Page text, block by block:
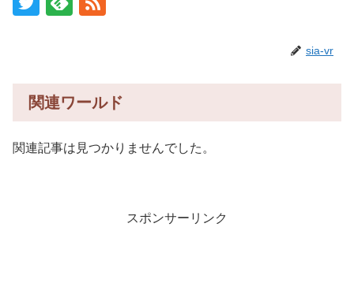
sia-vr
関連ワールド
関連記事は見つかりませんでした。
スポンサーリンク